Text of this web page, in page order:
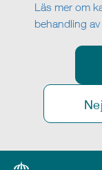
Läs mer om
behandling